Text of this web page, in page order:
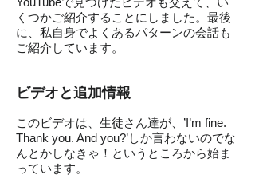
くつかご紹介することにしました。最後
に、私自身でよくあるパターンの会話も
ご紹介しています。
ビデオと追加情報
このビデオは、生徒さん達が、’I’m fine.
Thank you. And you?’しか言わないのでな
んとかしなきゃ！というところから始ま
っています。